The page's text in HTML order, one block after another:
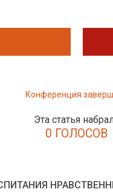
Конференция
Эта статья
0 ГОЛОСОВ